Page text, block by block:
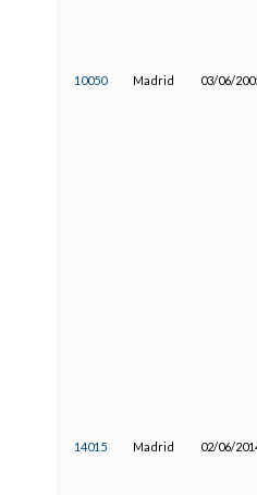
10050 Madrid 03/06/
14015 Madrid 02/06/